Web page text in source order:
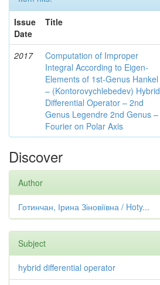
Issue
Date
Title
2017
Computation of Improper
Integral According to Eigen-
Elements of 1st-Genus Hankel
– (Kontorovychlebedev) Hybrid
Differential Operator – 2nd
Genus Legendre 2nd Genus –
Fourier on Polar Axis
Discover
Author
Готинчан, Ірина Зіновіївна / Hoty...
Subject
hybrid differential operator